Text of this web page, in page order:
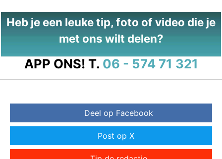
Heb je een leuke tip, foto of video die je
met ons wilt delen?
APP ONS! T. 06 - 574 71 321
Deel op Facebook
Post op X